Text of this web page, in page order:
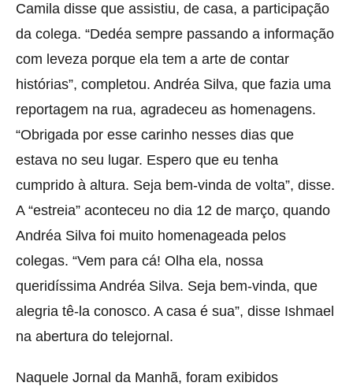
Camila disse que assistiu, de casa, a participação
da colega. “Dedéa sempre passando a informação
com leveza porque ela tem a arte de contar
histórias”, completou. Andréa Silva, que fazia uma
reportagem na rua, agradeceu as homenagens.
“Obrigada por esse carinho nesses dias que
estava no seu lugar. Espero que eu tenha
cumprido à altura. Seja bem-vinda de volta”, disse.
A “estreia” aconteceu no dia 12 de março, quando
Andréa Silva foi muito homenageada pelos
colegas. “Vem para cá! Olha ela, nossa
queridíssima Andréa Silva. Seja bem-vinda, que
alegria tê-la conosco. A casa é sua”, disse Ishmael
na abertura do telejornal.
Naquele Jornal da Manhã, foram exibidos